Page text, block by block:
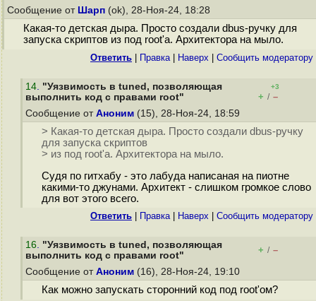
Сообщение от Шарп (ok), 28-Ноя-24, 18:28
Какая-то детская дыра. Просто создали dbus-ручку для
запуска скриптов из под root'а. Архитектора на мыло.
Ответить Правка| Наверх Cообщить модератору
14. "Уязвимость в tuned, позволяющая
выполнить код с правами root"
+3
+ / –
Сообщение от Аноним (15), 28-Ноя-24, 18:59
> Какая-то детская дыра. Просто создали dbus-ручку
для запуска скриптов
> из под root'а. Архитектора на мыло.
Судя по гитхабу - это лабуда написаная на пиотне
какими-то джунами. Архитект - слишком громкое слово
для вот этого всего.
Ответить Правка| Наверх Cообщить модератору
16. "Уязвимость в tuned, позволяющая
выполнить код с правами root"
+ / –
Сообщение от Аноним (16), 28-Ноя-24, 19:10
Как можно запускать сторонний код под root'ом?